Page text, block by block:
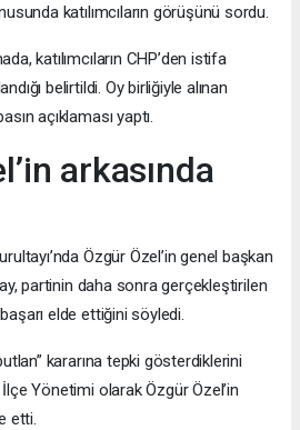
katılımcıların görüşünü sordu.
katılımcıların CHP’den istifa
belirtildi. Oy birliğiyle alınan
açıklaması yaptı.
arkasında
Özgür Özel’in genel başkan
partinin daha sonra gerçekleştirilen
elde ettiğini söyledi.
kararına tepki gösterdiklerini
Yönetimi olarak Özgür Özel’in
etti.